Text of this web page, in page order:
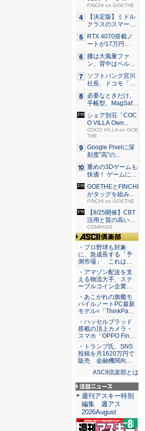
FINCHI on GOETHE
【決定版】ミドル
クラスのスマート
フォンの...
RTX 4070搭載ノ
ートが17万円
台。...
腰は大風量ファ
ン、背中はペルチ
ェ冷却。ダ...
ソフトバンク宮川
社長、ドコモ「ah
amo...
必要なときだけ、
手帳型。MagSaf
e・...
シェア別荘「COC
O VILLA Own...
COCO VILLA on GOE
THE
Google Pixelに深
刻度"高"の...
重めの3Dゲームも
快適！ ゲームに強
いH...
GOETHEとFINCHI
がタッグを組み...
FINCHI on GOETHE
【8/25開催】CBT
活用と質の高い探
究...
COMPASS
ASCII倶楽部
・プロ野球も対象
に、急成長する「予
測市場」 これは…
・アマゾン配送を支
える物流大手、ステ
ーブルコイン企業…
・あこがれの旗艦モ
バイルノートPC最新
モデル=「ThinkPa…
・ハッセルブラッド
搭載の頂上カメラ・
スマホ「OPPO Fin…
・トランプ氏、SNS
投稿を月1620万円で
販売 金融機関向…
ASCII倶楽部とは
注目ニュース
週刊アスキー特別
編集 週アス
2026August